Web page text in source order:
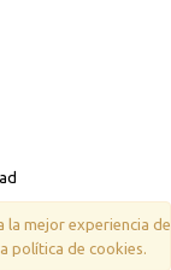
mejor experiencia
política de cookies.